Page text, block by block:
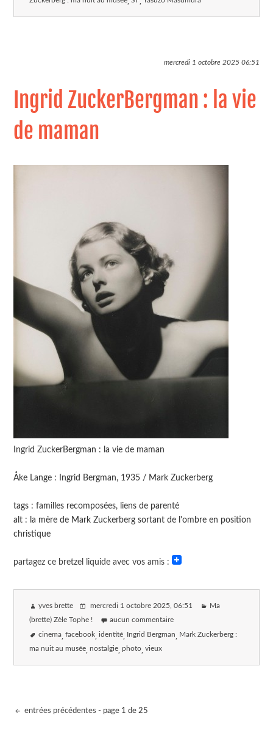
mercredi 1 octobre 202506:51
Ingrid ZuckerBergman : la vie
de maman
Ingrid ZuckerBergman : la vie de maman
Åke Lange : Ingrid Bergman, 1935 / Mark Zuckerberg
tags : familles recomposées, liens de parenté
alt : la mère de Mark Zuckerberg sortant de l'ombre en position
christique
partagez ce bretzel liquide avec vos amis :
yves brette mercredi 1 octobre 2025 , 06:51 Ma
(brette) Zèle Tophe ! aucun commentaire
cinema facebook identité Ingrid Bergman Mark Zuckerberg :
ma nuit au musée nostalgie photo vieux
entrées précédentes - page 1 de 25